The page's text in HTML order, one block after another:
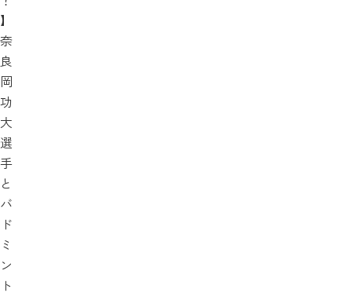
】
奈
良
岡
功
大
選
手
と
バ
ド
ミ
ン
ト